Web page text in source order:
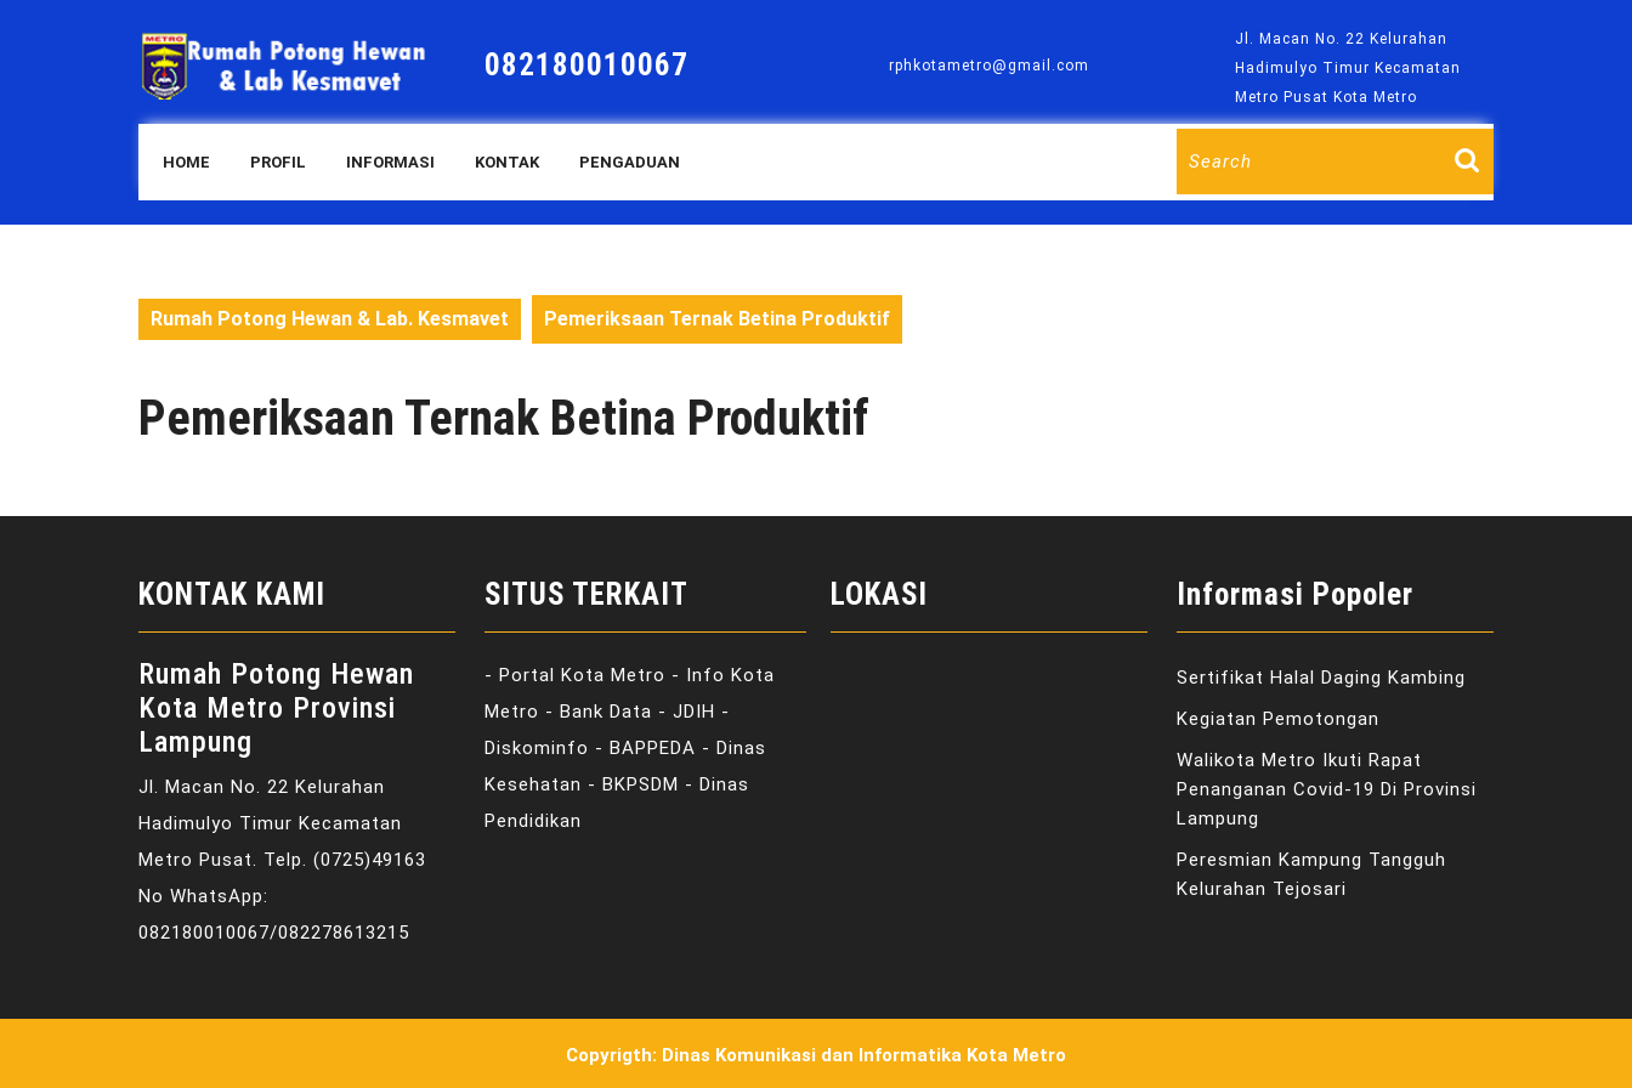
082180010067 rphkotametro@gmail.com
Jl. Macan No. 22 Kelurahan
Hadimulyo Timur Kecamatan
Metro Pusat Kota Metro
HOME PROFIL INFORMASI KONTAK PENGADUAN
Search
Rumah Potong Hewan & Lab. Kesmavet Pemeriksaan Ternak Betina Produktif
Pemeriksaan Ternak Betina Produktif
KONTAK KAMI
Rumah Potong Hewan
Kota Metro Provinsi
Lampung
Jl. Macan No. 22 Kelurahan
Hadimulyo Timur Kecamatan
Metro Pusat. Telp. (0725)49163
No WhatsApp:
082180010067/082278613215
SITUS TERKAIT
- Portal Kota Metro - Info Kota
Metro - Bank Data - JDIH -
Diskominfo - BAPPEDA - Dinas
Kesehatan - BKPSDM - Dinas
Pendidikan
LOKASI Informasi Popoler
Sertifikat Halal Daging Kambing
Kegiatan Pemotongan
Walikota Metro Ikuti Rapat
Penanganan Covid-19 Di Provinsi
Lampung
Peresmian Kampung Tangguh
Kelurahan Tejosari
Copyrigth: Dinas Komunikasi dan Informatika Kota Metro